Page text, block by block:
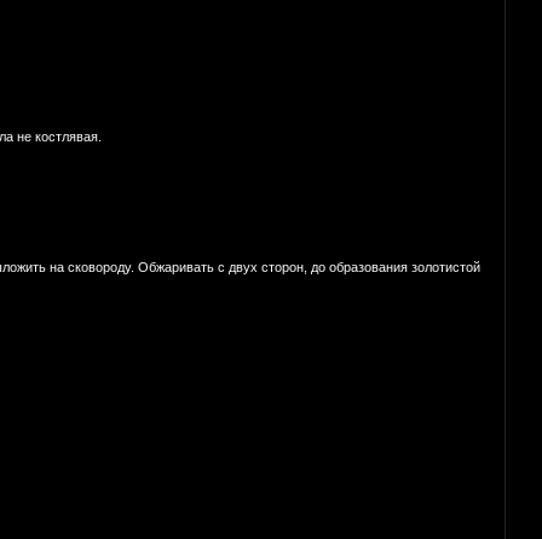
не костлявая.
на сковороду. Обжаривать с двух сторон, до образования золотистой